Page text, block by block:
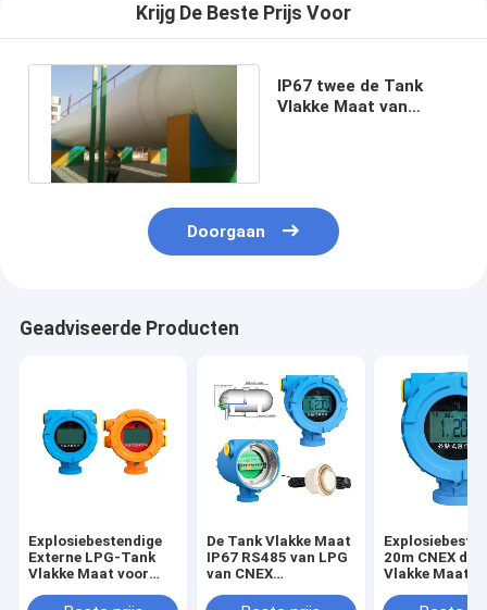
Krijg De Beste Prijs Voor
IP67 twee de Tank
Vlakke Maat van
Doorgaan
Geadviseerde Producten
Explosiebestendige
Externe LPG-Tank
Vlakke Maat voor
De Tank Vlakke Maat
IP67 RS485 van LPG
van CNEX
20m
20m CNEX de
Vlakke Maat